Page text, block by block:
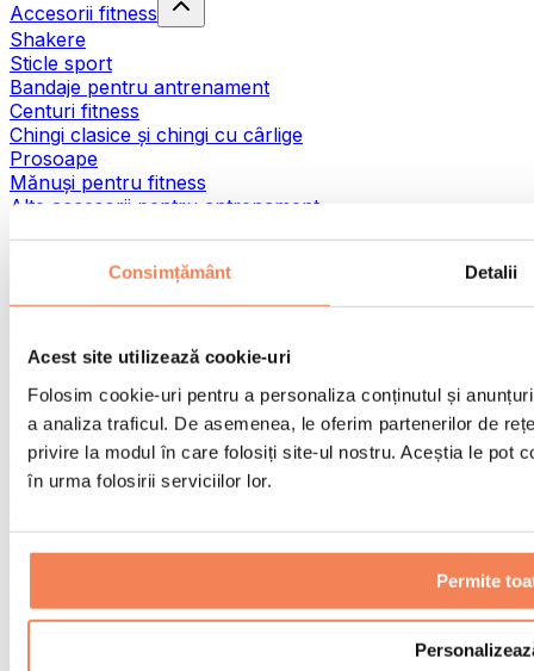
Consimțământ Detalii
Acest site utilizează cookie-uri
Folosim cookie-uri pentru a personaliza conținutul și
a analiza traficul. De asemenea, le oferim partenerilor de
privire la modul în care folosiți site-ul nostru. Aceștia le pot
în urma folosirii serviciilor lor.
Permite
Accesorii fitness
Shakere
Sticle sport
Bandaje pentru antrenament
Centuri fitness
Chingi clasice și chingi cu cârlige
Prosoape
Mănuși pentru fitness
Alte accesorii pentru antrenament
Ajutoare pentru reabilitare
Pistoale de masaj
Genți și accesorii pentru alimente
Genți pentru sala de sport
Rucsacuri
Accesorii în funcție de activitate
Sporturi de contact
Terapie prin frig